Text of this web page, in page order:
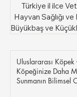
Türkiye il ilce
Hayvan Sağlığı
Büyükbaş ve
Uluslararası
Köpeğinize Daha
Sunmanın Bilimsel